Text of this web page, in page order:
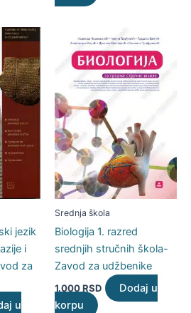
jezik
i
za
u
Srednja škola
Biologija 1. razred
srednjih stručnih škola-
Zavod za udžbenike
1.000RSD
Dodaj u
korpu